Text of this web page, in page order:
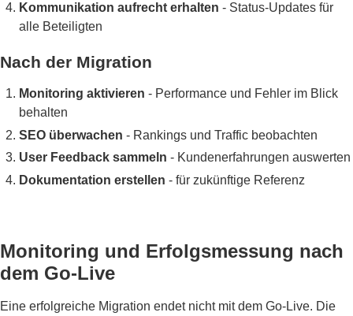
Kommunikation aufrecht erhalten - Status-Updates für
alle Beteiligten
Nach der Migration
Monitoring aktivieren - Performance und Fehler im Blick
behalten
SEO überwachen - Rankings und Traffic beobachten
User Feedback sammeln - Kundenerfahrungen auswerten
Dokumentation erstellen - für zukünftige Referenz
Monitoring und Erfolgsmessung nach
dem Go-Live
Eine erfolgreiche Migration endet nicht mit dem Go-Live. Die